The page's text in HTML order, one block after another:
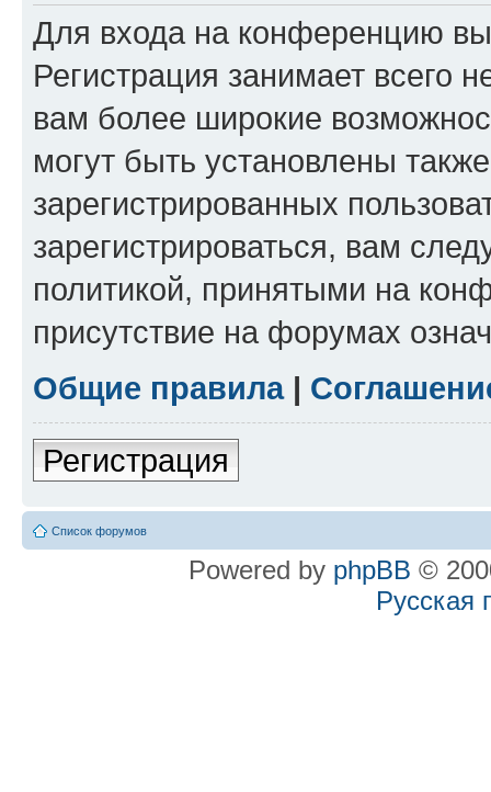
Для входа на конференцию
Регистрация занимает всего
вам более широкие
могут быть установлены
зарегистрированных
зарегистрироваться, вам
политикой, принятыми на
присутствие на форумах
Общие правила|
Регистрация
Список форумов
Powered by phpBB ©
Русская